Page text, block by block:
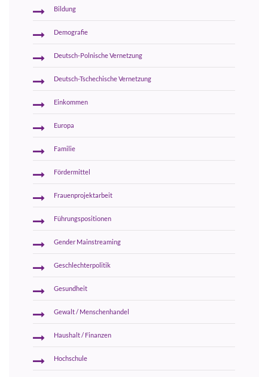
Bildung
Demografie
Deutsch-Polnische Vernetzung
Deutsch-Tschechische Vernetzung
Einkommen
Europa
Familie
Fördermittel
Frauenprojektarbeit
Führungspositionen
Gender Mainstreaming
Geschlechterpolitik
Gesundheit
Gewalt / Menschenhandel
Haushalt / Finanzen
Hochschule